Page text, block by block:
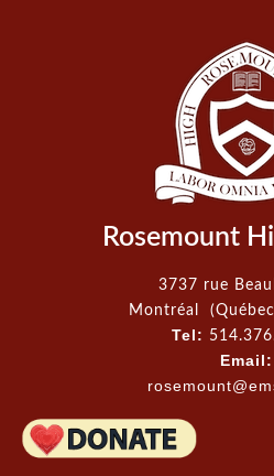
Rosemount
3737 rue
Montréal
Tel:
Email: